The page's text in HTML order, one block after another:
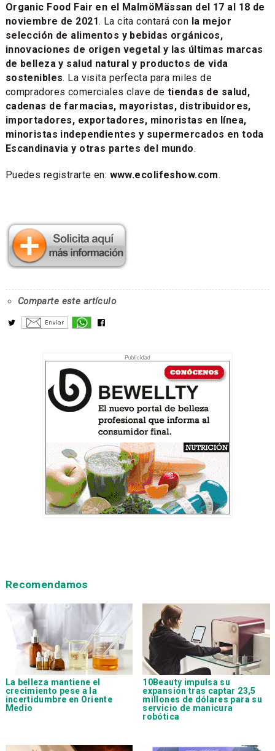
Organic Food Fair en el MalmöMässan del 17 al 18 de
noviembre de 2021. La cita contará con la mejor
selección de alimentos y bebidas orgánicos,
innovaciones de origen vegetal y las últimas marcas
de belleza y salud natural y productos de vida
sostenibles. La visita perfecta para miles de
compradores comerciales clave de tiendas de salud,
cadenas de farmacias, mayoristas, distribuidores,
importadores, exportadores, minoristas en línea,
minoristas independientes y supermercados en toda
Escandinavia y otras partes del mundo.
Puedes registrarte en: www.ecolifeshow.com.
Comparte este artículo
Recomendamos
La belleza mantiene el
crecimiento pese a la
incertidumbre en Oriente
Medio
10Beauty impulsa su
expansión tras captar 23,5
millones de dólares para su
servicio de manicura
robótica